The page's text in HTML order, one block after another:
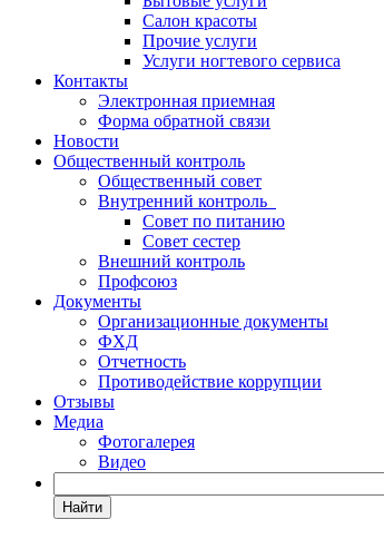
Салон красоты
Прочие услуги
Услуги ногтевого сервиса
Контакты
Электронная приемная
Форма обратной связи
Новости
Общественный контроль
Общественный совет
Внутренний контроль
Совет по питанию
Совет сестер
Внешний контроль
Профсоюз
Документы
Организационные документы
ФХД
Отчетность
Противодействие коррупции
Отзывы
Медиа
Фотогалерея
Видео
Найти